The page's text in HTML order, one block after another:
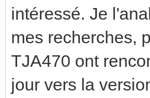
intéressé. Je
mes recherches,
TJA470 ont
jour vers la